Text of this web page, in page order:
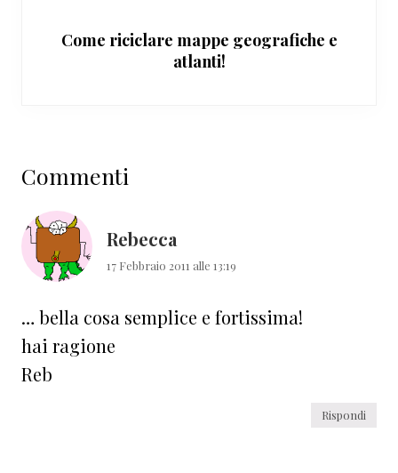
Come riciclare mappe geografiche e
atlanti!
del
lettore
Commenti
Rebecca
17 Febbraio 2011 alle 13:19
… bella cosa semplice e fortissima!
hai ragione
Reb
Rispondi